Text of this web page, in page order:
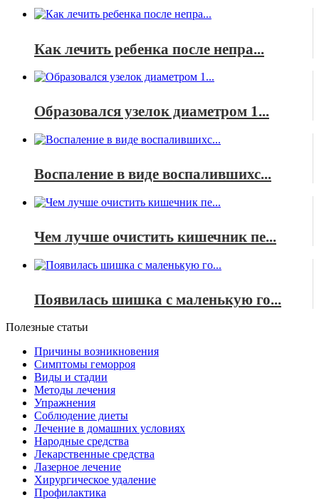
Как лечить ребенка после непра...
Образовался узелок диаметром 1...
Воспаление в виде воспалившихс...
Чем лучше очистить кишечник пе...
Появилась шишка с маленькую го...
Полезные статьи
Причины возникновения
Симптомы геморроя
Виды и стадии
Методы лечения
Упражнения
Соблюдение диеты
Лечение в домашних условиях
Народные средства
Лекарственные средства
Лазерное лечение
Хирургическое удаление
Профилактика